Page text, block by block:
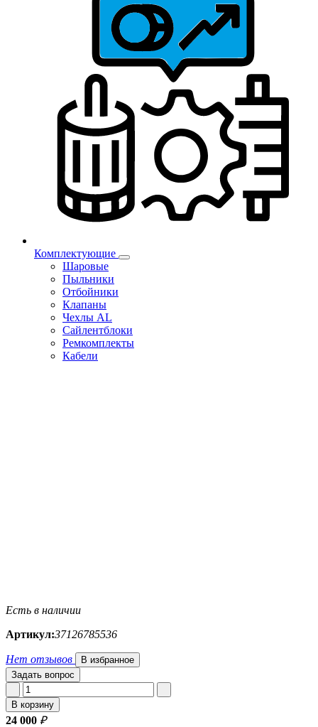
Комплектующие
Шаровые
Пыльники
Отбойники
Клапаны
Чехлы AL
Сайлентблоки
Ремкомплекты
Кабели
Есть в наличии
Артикул:37126785536
Нет отзывов
В избранное
Задать вопрос
В корзину
24 000 ₽